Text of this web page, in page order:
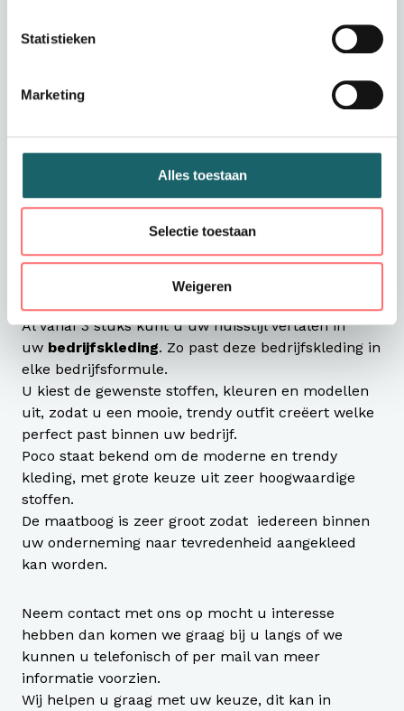
Statistieken
Marketing
Alles toestaan
Selectie toestaan
Weigeren
bedrijfskleding producent voor de horeca (koks en
bediening), verswinkels (slagers, bakkers, ijssalons
etc.), kappers, beurspersoneel en dienstverlening
Al vanaf 3 stuks kunt u uw huisstijl vertalen in
uw bedrijfskleding. Zo past deze bedrijfskleding in
elke bedrijfsformule.
U kiest de gewenste stoffen, kleuren en modellen
uit, zodat u een mooie, trendy outfit creëert welke
perfect past binnen uw bedrijf.
Poco staat bekend om de moderne en trendy
kleding, met grote keuze uit zeer hoogwaardige
stoffen.
De maatboog is zeer groot zodat iedereen binnen
uw onderneming naar tevredenheid aangekleed
kan worden.
Neem contact met ons op mocht u interesse
hebben dan komen we graag bij u langs of we
kunnen u telefonisch of per mail van meer
informatie voorzien.
Wij helpen u graag met uw keuze, dit kan in